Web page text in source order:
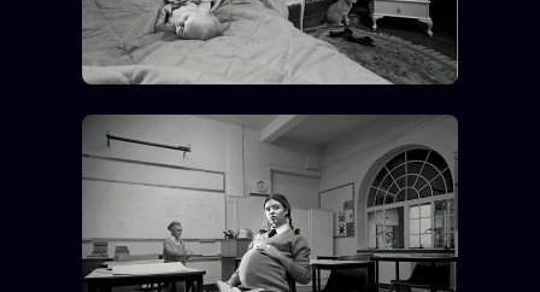
Founders
Équipe
Personas
Who is who
Qui baise qui
+18
Signatures